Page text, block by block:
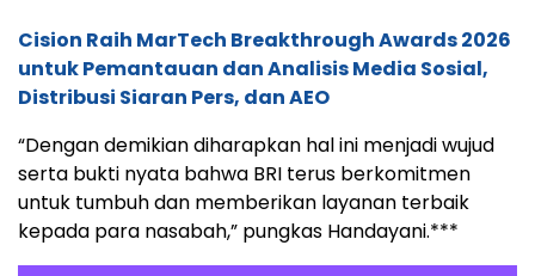
Cision Raih MarTech Breakthrough Awards 2026
untuk Pemantauan dan Analisis Media Sosial,
Distribusi Siaran Pers, dan AEO
“Dengan demikian diharapkan hal ini menjadi wujud
serta bukti nyata bahwa BRI terus berkomitmen
untuk tumbuh dan memberikan layanan terbaik
kepada para nasabah,” pungkas Handayani.***